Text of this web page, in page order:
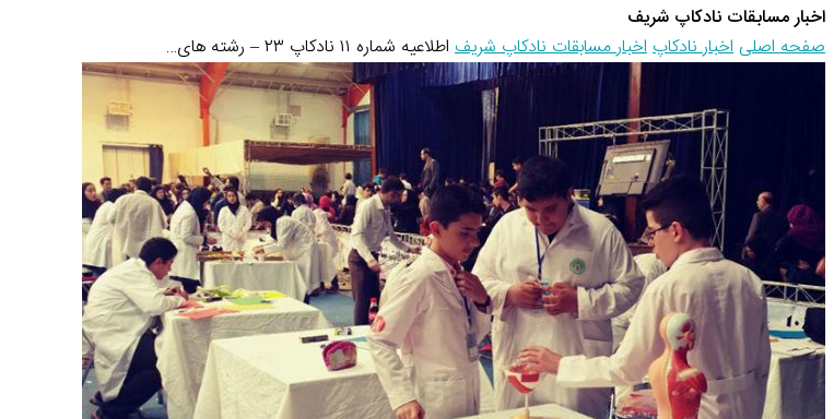
اخبار مسابقات نادکاپ شریف
صفحه اصلی اخبار نادکاپاخبار مسابقات نادکاپ شریف اطلاعیه شماره ۱۱ نادکاپ ۲۳ – رشته های…